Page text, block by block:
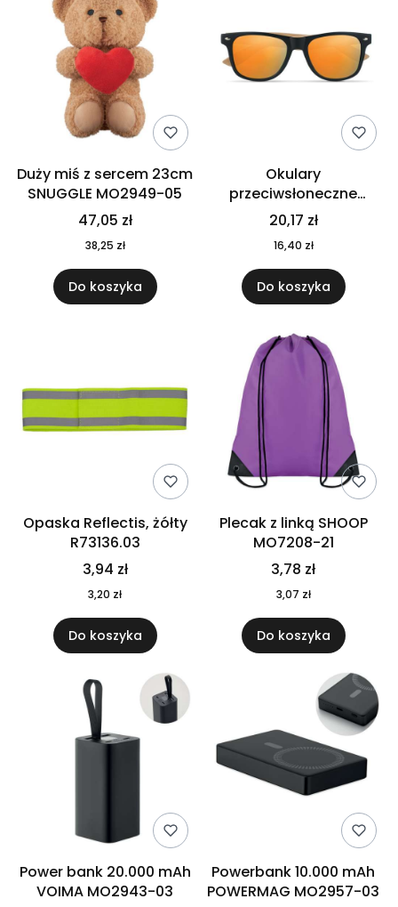
Duży miś z sercem 23cm
SNUGGLE MO2949-05
47,05 zł
38,25 zł
Do koszyka
Okulary
przeciwsłoneczne
CALIFORNIA TOUCH
MO9617-10
20,17 zł
16,40 zł
Do koszyka
Opaska Reflectis, żółty
R73136.03
3,94 zł
3,20 zł
Do koszyka
Plecak z linką SHOOP
MO7208-21
3,78 zł
3,07 zł
Do koszyka
Power bank 20.000 mAh
VOIMA MO2943-03
Powerbank 10.000 mAh
POWERMAG MO2957-03